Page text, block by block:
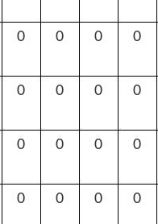
0 0 0 0
0 0 0 0
0 0 0 0
0 0 0 0